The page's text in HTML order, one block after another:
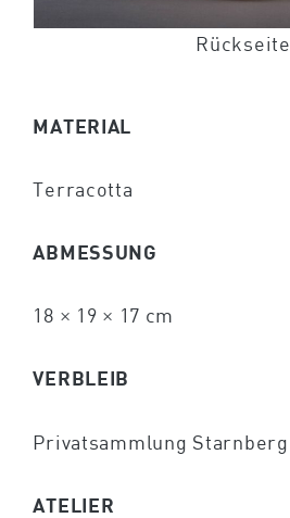
Rückseite
MATERIAL
Terracotta
ABMESSUNG
18 × 19 × 17 cm
VERBLEIB
Privatsammlung Starnberg
ATELIER